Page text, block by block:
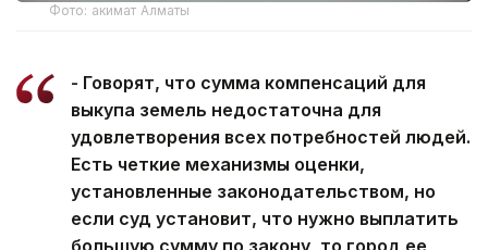
Фото: акимат Алматы
- Говорят, что сумма компенсаций для
выкупа земель недостаточна для
удовлетворения всех потребностей людей.
Есть четкие механизмы оценки,
установленные законодательством, но
если суд установит, что нужно выплатить
большую сумму по закону, то город ее